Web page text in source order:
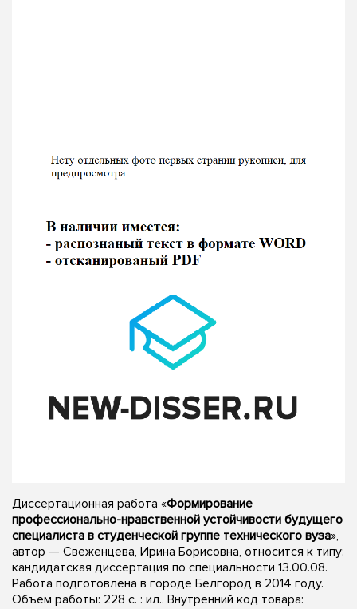
Диссертационная работа «Формирование
профессионально-нравственной устойчивости будущего
специалиста в студенческой группе технического вуза»,
автор — Свеженцева, Ирина Борисовна, относится к типу:
кандидатская диссертация по специальности 13.00.08.
Работа подготовлена в городе Белгород в 2014 году.
Объем работы: 228 с. : ил.. Внутренний код товара: